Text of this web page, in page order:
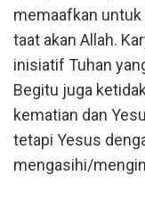
memaafkan untuk
taat akan Allah.
inisiatif Tuhan
Begitu juga
kematian dan
tetapi Yesus
mengasihi/